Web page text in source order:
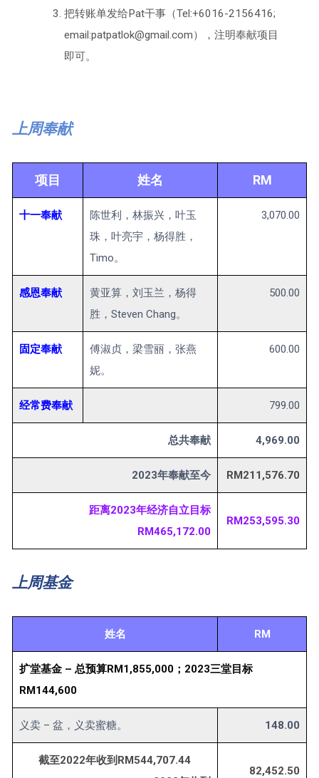
把转账单发给Pat干事（Tel:+6016-2156416;
email:patpatlok@gmail.com），注明奉献项目
即可。
上周奉献
项目 姓名 RM
十一奉献
陈世利，林振兴，叶玉
珠，叶亮宇，杨得胜，
Timo。
3,070.00
感恩奉献
黄亚算，刘玉兰，杨得
胜，Steven Chang。
500.00
固定奉献
傅淑贞，梁雪丽，张燕
妮。
600.00
经常费奉献 799.00
总共奉献 4,969.00
2023年奉献至今 RM211,576.70
距离2023年经济自立目标
RM465,172.00
RM253,595.30
上周基金
姓名 RM
扩堂基金 – 总预算RM1,855,000；2023三堂目标
RM144,600
义卖 – 盆，义卖蜜糖。 148.00
截至2022年收到RM544,707.44
82,452.50